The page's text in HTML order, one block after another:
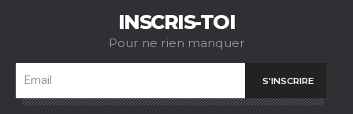
INSCRIS-TOI
Pour ne rien manquer